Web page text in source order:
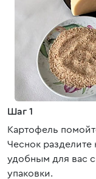
Шаг 1
Картофель
Чеснок разделите
удобным для вас
упаковки.